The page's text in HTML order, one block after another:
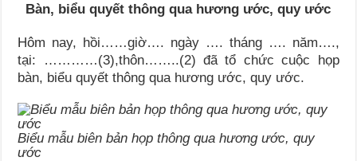
Bàn, biểu quyết thông qua hương ước, quy ước
Hôm nay, hồi……giờ…. ngày …. tháng …. năm….,
tại: …………(3),thôn……..(2) đã tổ chức cuộc họp
bàn, biểu quyết thông qua hương ước, quy ước.
Biểu mẫu biên bản họp thông qua hương ước, quy
ước